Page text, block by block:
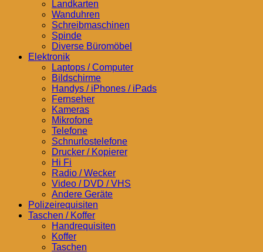
Landkarten
Wanduhren
Schreibmaschinen
Spinde
Diverse Büromöbel
Elektronik
Laptops / Computer
Bildschirme
Handys / iPhones / iPads
Fernseher
Kameras
Mikrofone
Telefone
Schnurlostelefone
Drucker / Kopierer
Hi Fi
Radio / Wecker
Video / DVD / VHS
Andere Geräte
Polizeirequisiten
Taschen / Koffer
Handrequisiten
Koffer
Taschen